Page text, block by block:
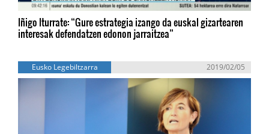
Iñigo Iturrate: “Gure estrategia izango da euskal gizartearen
interesak defendatzen edonon jarraitzea”
Eusko Legebiltzarra 2019/02/05